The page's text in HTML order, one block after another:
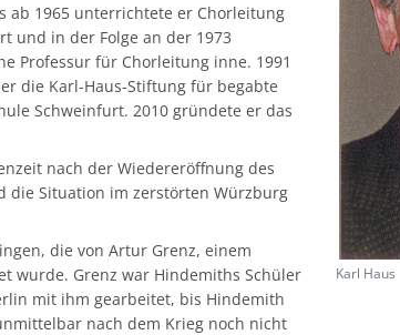
ab 1965 unterrichtete er Chorleitung
und in der Folge an der 1973
Professur für Chorleitung inne. 1991
die Karl-Haus-Stiftung für begabte
Schweinfurt. 2010 gründete er das
nach der Wiedereröffnung des
die Situation im zerstörten Würzburg
die von Artur Grenz, einem
wurde. Grenz war Hindemiths Schüler
mit ihm gearbeitet, bis Hindemith
nach dem Krieg noch nicht
Karl Haus